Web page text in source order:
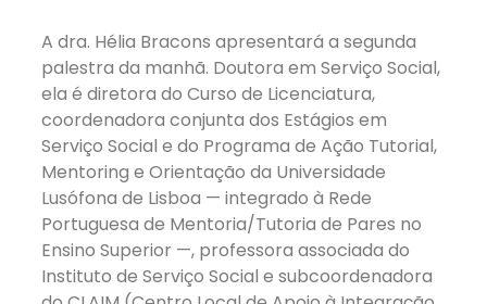
A dra. Hélia Bracons apresentará a segunda
palestra da manhã. Doutora em Serviço Social,
ela é diretora do Curso de Licenciatura,
coordenadora conjunta dos Estágios em
Serviço Social e do Programa de Ação Tutorial,
Mentoring e Orientação da Universidade
Lusófona de Lisboa — integrado à Rede
Portuguesa de Mentoria/Tutoria de Pares no
Ensino Superior —, professora associada do
Instituto de Serviço Social e subcoordenadora